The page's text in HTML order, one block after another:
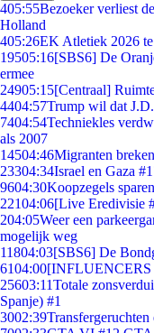
405:55Bezoeker verliest
Holland
405:26EK Atletiek 2026
19505:16[SBS6] De
ermee
24905:15[Centraal]
4404:57Trump wil dat
7404:54Techniekles
als 2007
14504:46Migranten
23304:34Israel en Gaza
9604:30Koopzegels
22104:06[Live Eredivisie
204:05Weer een
mogelijk weg
11804:03[SBS6] De
6104:00[INFLUENCERS
25603:11Totale
Spanje) #1
3002:39